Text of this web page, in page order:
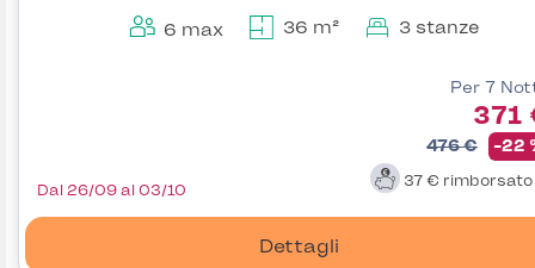
6 max 36 m² 3 stanze
Per 7
371
476 € -22
37 € rimborsato
Dettagli
Dal 26/09 al 03/10